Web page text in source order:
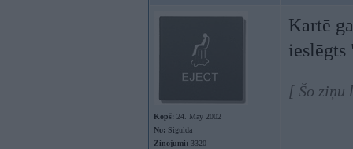
Kopš: 24. May 2002
No: Sigulda
Ziņojumi: 3320
Kartē
ieslēgts
[ Šo ziņu